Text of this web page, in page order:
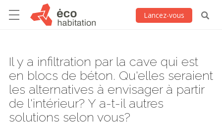
Lancez-vous
Il y a infiltration par la cave qui est
en blocs de béton. Qu'elles seraient
les alternatives à envisager à partir
de l'intérieur? Y a-t-il autres
solutions selon vous?